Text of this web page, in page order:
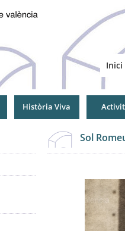
Inici
Història Viva
Sol